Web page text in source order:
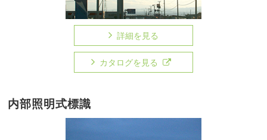
詳細を見る
カタログを見る
内部照明式標識